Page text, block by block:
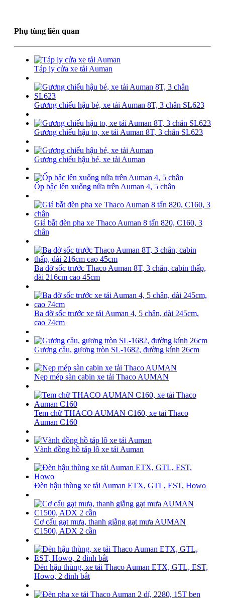
Phụ tùng liên quan
Táp ly cửa xe tải Auman
Gương chiếu hậu bé, xe tải Auman 8T, 3 chân SL623
Gương chiếu hậu to, xe tải Auman 8T, 3 chân SL623
Gương chiếu hậu bé, xe tải Auman
Ốp bậc lên xuống nửa trên Auman 4, 5 chân
Giá bắt đèn pha xe Thaco Auman 8 tấn 820, C160, 3
chân
Ba đờ sốc trước Thaco Auman 8T, 3 chân, cabin thấp,
dài 216cm cao 45cm
Ba đờ sốc trước xe tải Auman 4, 5 chân, dài 245cm,
cao 74cm
Gương cầu, gương tròn SL-1682, đường kính 26cm
Nẹp mép sàn cabin xe tải Thaco AUMAN
Tem chữ THACO AUMAN C160, xe tải Thaco
Auman C160
Vành đồng hồ táp lô xe tải Auman
Đèn hậu thùng xe tải Auman ETX, GTL, EST, Howo
Cơ cấu gạt mưa, thanh giằng gạt mưa AUMAN
C1500, ADX 2 cần
Đèn hậu thùng, xe tải Thaco Auman ETX, GTL, EST,
Howo, 2 đinh bắt